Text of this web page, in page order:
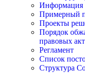
Информация
Примерный
Проекты
Порядок
правовых
Регламент
Список
Структура